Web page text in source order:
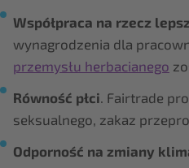
Współpraca na rzecz
wynagrodzenia dla
przemysłu herbacianego
Równość płci. Fairtrade
seksualnego, zakaz
Odporność na zmiany